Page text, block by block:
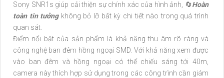
Sony SNR1s giúp cải thiện sự chính xác của hình ảnh, 🔄Hoàn
toàn tin tưởngkhông bỏ lỡ bất kỳ chi tiết nào trong quá trình
quan sát.
Điểm nổi bật của sản phẩm là khả năng thu âm rõ ràng và
công nghệ ban đêm hồng ngoại SMD. Với khả năng xem được
vào ban đêm và hồng ngoại có thể chiếu sáng tới 40m,
camera này thích hợp sử dụng trong các công trình cần giám